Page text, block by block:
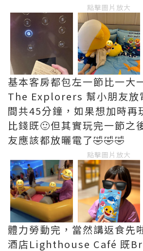
點擊圖片放大
基本客房都包左一節比一大
The Explorers 幫小朋友放
間共45分鐘，如果想加時再
比錢既🙂但其實玩完一節之
友應該都放曬電了🤣🤣🤣
點擊圖片放大
體力勞動完，當然講返食先
酒店Lighthouse Café 既